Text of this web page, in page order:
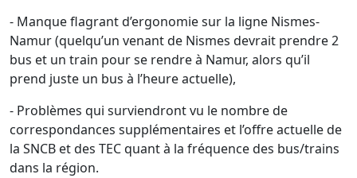
- Manque flagrant d’ergonomie sur la ligne Nismes-
Namur (quelqu’un venant de Nismes devrait prendre 2
bus et un train pour se rendre à Namur, alors qu’il
prend juste un bus à l’heure actuelle),
- Problèmes qui surviendront vu le nombre de
correspondances supplémentaires et l’offre actuelle de
la SNCB et des TEC quant à la fréquence des bus/trains
dans la région.